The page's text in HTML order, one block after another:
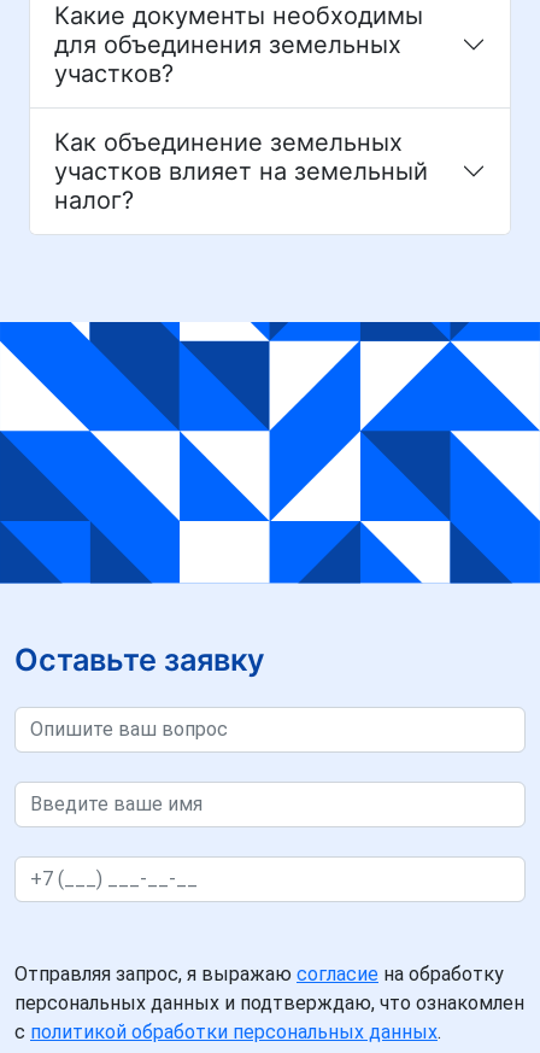
Какие документы необходимы
для объединения земельных
участков?
Как объединение земельных
участков влияет на земельный
налог?
Оставьте заявку
Отправляя запрос, я выражаю согласие на обработку
персональных данных и подтверждаю, что ознакомлен
с политикой обработки персональных данных.